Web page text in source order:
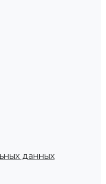
данных